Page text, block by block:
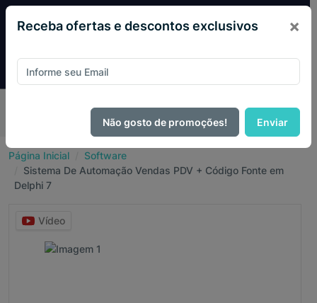
PIX e ganhe 14% OFF em todo o site no mês
de Agosto.
Página Inicial
Software
Sistema De Automação Vendas PDV + Código Fonte em
Delphi 7
Vídeo
Receba ofertas e descontos exclusivos ×
Não gosto de promoções! Enviar